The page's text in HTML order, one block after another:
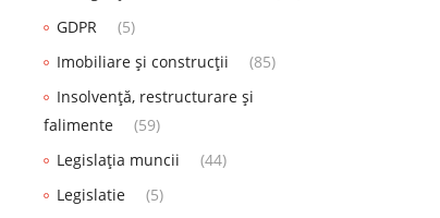
GDPR
(5)
Imobiliare și construcții
(85)
Insolvență, restructurare și
falimente
(59)
Legislația muncii
(44)
Legislatie
(5)